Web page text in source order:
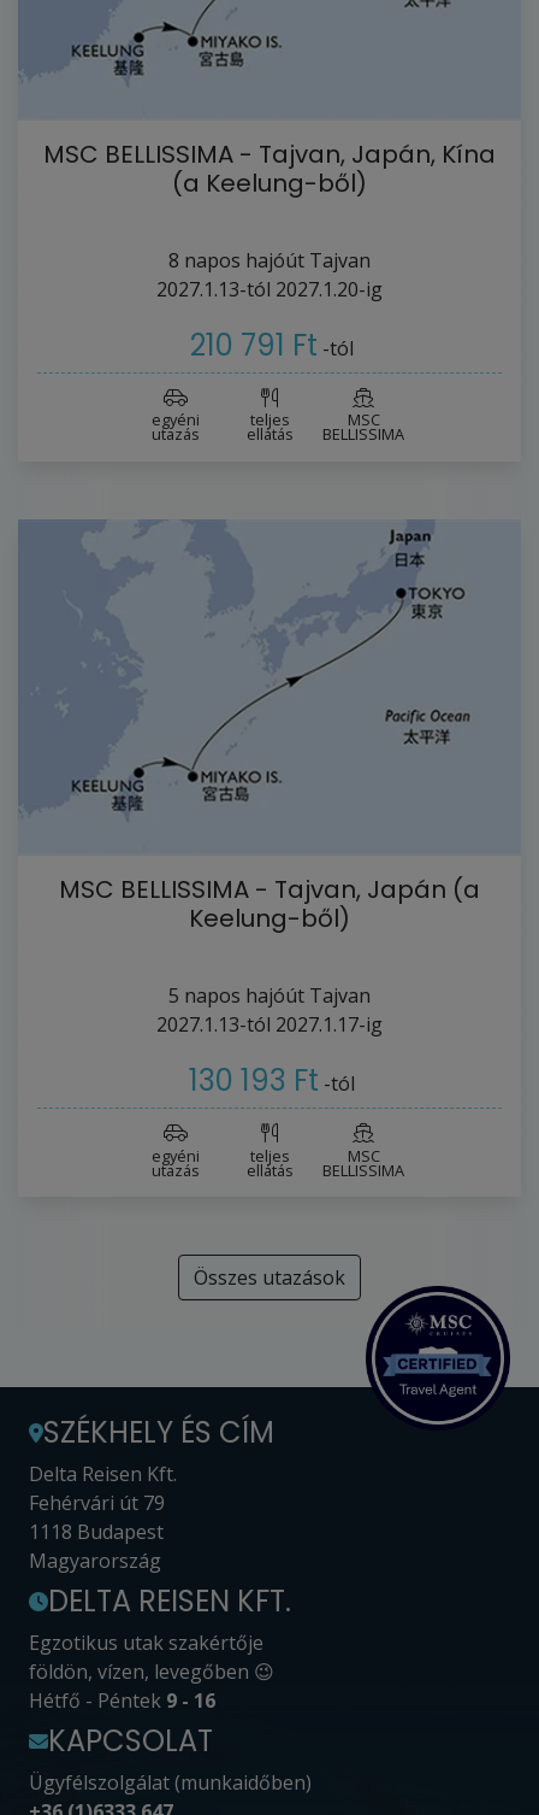
MSC BELLISSIMA - Tajvan, Japán, Kína
(a Keelung-ből)
8 napos hajóút Tajvan
2027.1.13-tól 2027.1.20-ig
210 791 Ft -tól
egyéni
utazás
teljes
ellátás
MSC
BELLISSIMA
MSC BELLISSIMA - Tajvan, Japán (a
Keelung-ből)
5 napos hajóút Tajvan
2027.1.13-tól 2027.1.17-ig
130 193 Ft -tól
egyéni
utazás
teljes
ellátás
MSC
BELLISSIMA
Összes utazások
SZÉKHELY ÉS CÍM
Delta Reisen Kft.
Fehérvári út 79
1118 Budapest
Magyarország
DELTA REISEN KFT.
Egzotikus utak szakértője
földön, vízen, levegőben 😉
Hétfő - Péntek 9 - 16
KAPCSOLAT
Ügyfélszolgálat (munkaidőben)